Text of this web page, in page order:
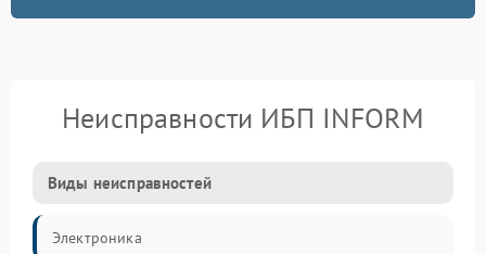
Неисправности ИБП INFORM
Виды неисправностей
Электроника